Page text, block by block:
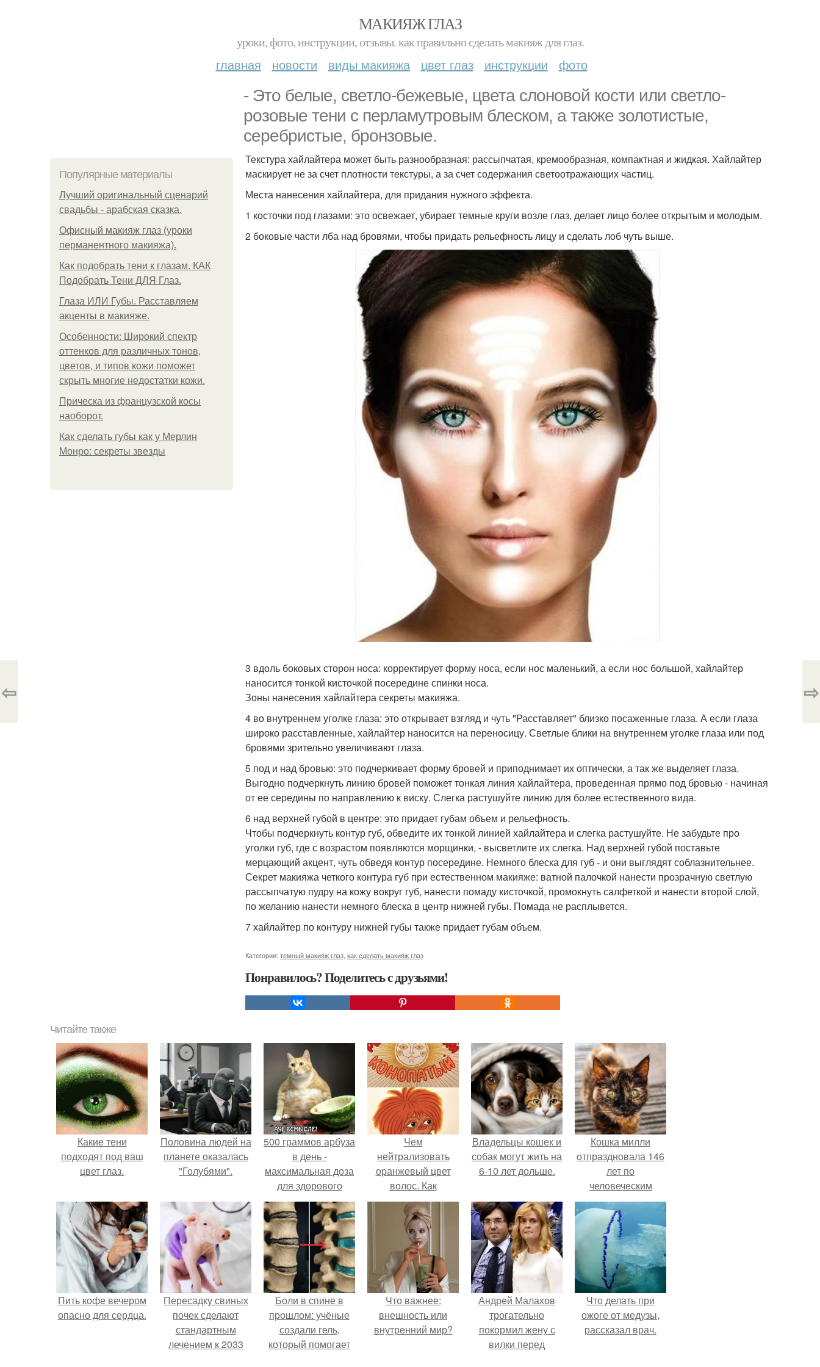
МАКИЯЖ ГЛАЗ
уроки, фото, инструкции, отзывы. как правильно сделать макияж для глаз.
главная новости виды макияжа цвет глаз инструкции фото
- Это белые, светло-бежевые, цвета слоновой кости или светло-
розовые тени с перламутровым блеском, а также золотистые,
серебристые, бронзовые.
Популярные материалы
Лучший оригинальный сценарий
свадьбы - арабская сказка.
Офисный макияж глаз (уроки
перманентного макияжа).
Как подобрать тени к глазам. КАК
Подобрать Тени ДЛЯ Глаз.
Глаза ИЛИ Губы. Расставляем
акценты в макияже.
Особенности: Широкий спектр
оттенков для различных тонов,
цветов, и типов кожи поможет
скрыть многие недостатки кожи.
Прическа из французской косы
наоборот.
Как сделать губы как у Мерлин
Монро: секреты звезды
Текстура хайлайтера может быть разнообразная: рассыпчатая, кремообразная, компактная и жидкая. Хайлайтер
маскирует не за счет плотности текстуры, а за счет содержания светоотражающих частиц.
Места нанесения хайлайтера, для придания нужного эффекта.
1 косточки под глазами: это освежает, убирает темные круги возле глаз, делает лицо более открытым и молодым.
2 боковые части лба над бровями, чтобы придать рельефность лицу и сделать лоб чуть выше.
3 вдоль боковых сторон носа: корректирует форму носа, если нос маленький, а если нос большой, хайлайтер
наносится тонкой кисточкой посередине спинки носа.
Зоны нанесения хайлайтера секреты макияжа.
4 во внутреннем уголке глаза: это открывает взгляд и чуть "Расставляет" близко посаженные глаза. А если глаза
широко расставленные, хайлайтер наносится на переносицу. Светлые блики на внутреннем уголке глаза или под
бровями зрительно увеличивают глаза.
5 под и над бровью: это подчеркивает форму бровей и приподнимает их оптически, а так же выделяет глаза.
Выгодно подчеркнуть линию бровей поможет тонкая линия хайлайтера, проведенная прямо под бровью - начиная
от ее середины по направлению к виску. Слегка растушуйте линию для более естественного вида.
6 над верхней губой в центре: это придает губам объем и рельефность.
Чтобы подчеркнуть контур губ, обведите их тонкой линией хайлайтера и слегка растушуйте. Не забудьте про
уголки губ, где с возрастом появляются морщинки, - высветлите их слегка. Над верхней губой поставьте
мерцающий акцент, чуть обведя контур посередине. Немного блеска для губ - и они выглядят соблазнительнее.
Секрет макияжа четкого контура губ при естественном макияже: ватной палочкой нанести прозрачную светлую
рассыпчатую пудру на кожу вокруг губ, нанести помаду кисточкой, промокнуть салфеткой и нанести второй слой,
по желанию нанести немного блеска в центр нижней губы. Помада не расплывется.
7 хайлайтер по контуру нижней губы также придает губам объем.
Категории: темный макияж глаз как сделать макияж глаз
Понравилось? Поделитесь с друзьями!
⇦ ⇨
Читайте также
Какие тени
подходят под ваш
цвет глаз.
Половина людей на
планете оказалась
"Голубями".
500 граммов арбуза
в день -
максимальная доза
для здорового
взрослого,
предупредили
врачи.
Чем
нейтрализовать
оранжевый цвет
волос. Как
избавится от
нежелательного
оттенка на волосах
(рыжего, медного).
Владельцы кошек и
собак могут жить на
6-10 лет дольше.
Кошка милли
отпраздновала 146
лет по
человеческим
Меркам и
претендует на
звание самой
старой в мире.
Пить кофе вечером
опасно для сердца.
Пересадку свиных
почек сделают
стандартным
лечением к 2033
Боли в спине в
прошлом: учёные
создали гель,
который помогает
Что важнее:
внешность или
внутренний мир?
Андрей Малахов
трогательно
покормил жену с
вилки перед
Что делать при
ожоге от медузы,
рассказал врач.